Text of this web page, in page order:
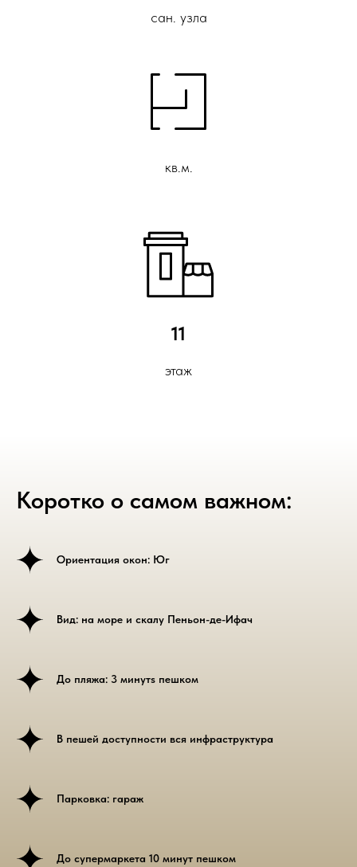
сан. узла
кв.м.
11
этаж
Коротко о самом важном:
Ориентация окон: Юг
Вид: на море и скалу Пеньон-де-Ифач
До пляжа: 3 минутs пешком
В пешей доступности вся инфраструктура
Парковка: гараж
До супермаркета 10 минут пешком